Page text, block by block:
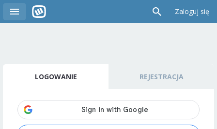
Zaloguj się
LOGOWANIE REJESTRACJA